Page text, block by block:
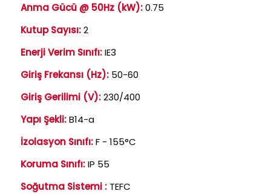
Anma Gücü @ 50Hz (kW):0.75
Kutup Sayısı:2
Enerji Verim Sınıfı:IE3
Giriş Frekansı (Hz): 50-60
Giriş Gerilimi (V):230/400
Yapı Şekli:B14-a
İzolasyon Sınıfı:F - 155°C
Koruma Sınıfı:IP 55
Soğutma Sistemi : TEFC